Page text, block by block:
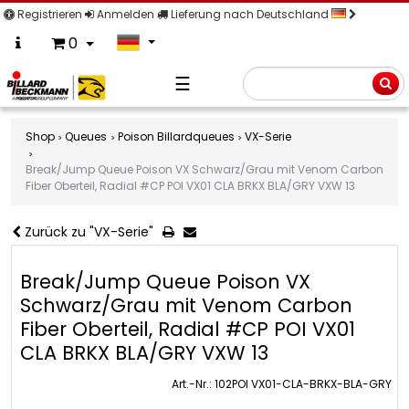
Registrieren Anmelden Lieferung nach Deutschland
0
☰
Shop Queues Poison Billardqueues VX-Serie
Break/Jump Queue Poison VX Schwarz/Grau mit Venom Carbon
Fiber Oberteil, Radial #CP POI VX01 CLA BRKX BLA/GRY VXW 13
Zurück zu "VX-Serie"
Break/Jump Queue Poison VX
Schwarz/Grau mit Venom Carbon
Fiber Oberteil, Radial #CP POI VX01
CLA BRKX BLA/GRY VXW 13
Art.-Nr.: 102POI VX01-CLA-BRKX-BLA-GRY